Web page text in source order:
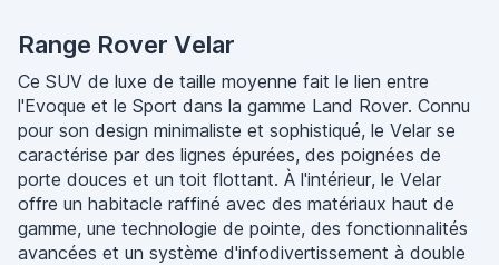
Range Rover Velar
Ce SUV de luxe de taille moyenne fait le lien entre
l'Evoque et le Sport dans la gamme Land Rover. Connu
pour son design minimaliste et sophistiqué, le Velar se
caractérise par des lignes épurées, des poignées de
porte douces et un toit flottant. À l'intérieur, le Velar
offre un habitacle raffiné avec des matériaux haut de
gamme, une technologie de pointe, des fonctionnalités
avancées et un système d'infodivertissement à double